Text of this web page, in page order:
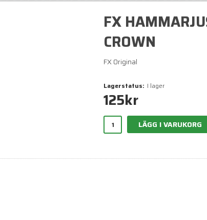
FX
CROWN
FX Original
Lagerstatus: I lager
125kr
LÄGG I VARUKORG